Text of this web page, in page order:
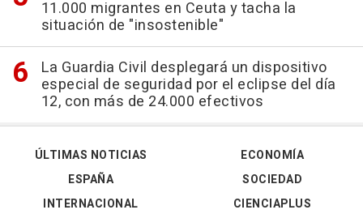
11.000 migrantes en Ceuta y tacha la
situación de "insostenible"
La Guardia Civil desplegará un dispositivo
especial de seguridad por el eclipse del día
12, con más de 24.000 efectivos
ÚLTIMAS NOTICIAS
ESPAÑA
INTERNACIONAL
ECONOMÍA
SOCIEDAD
CIENCIAPLUS